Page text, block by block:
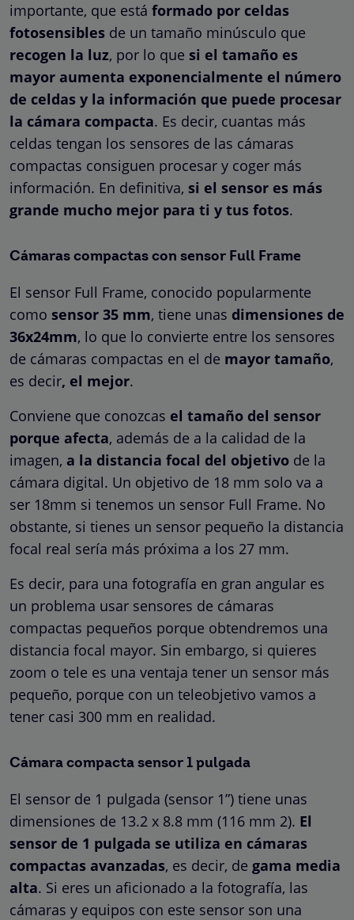
importante, que está formado por celdas
fotosensibles de un tamaño minúsculo que
recogen la luz, por lo que si el tamaño es
mayor aumenta exponencialmente el número
de celdas y la información que puede procesar
la cámara compacta. Es decir, cuantas más
celdas tengan los sensores de las cámaras
compactas consiguen procesar y coger más
información. En definitiva, si el sensor es más
grande mucho mejor para ti y tus fotos.
Cámaras compactas con sensor Full Frame
El sensor Full Frame, conocido popularmente
como sensor 35 mm, tiene unas dimensiones de
36x24mm, lo que lo convierte entre los sensores
de cámaras compactas en el de mayor tamaño,
es decir, el mejor.
Conviene que conozcas el tamaño del sensor
porque afecta, además de a la calidad de la
imagen, a la distancia focal del objetivo de la
cámara digital. Un objetivo de 18 mm solo va a
ser 18mm si tenemos un sensor Full Frame. No
obstante, si tienes un sensor pequeño la distancia
focal real sería más próxima a los 27 mm.
Es decir, para una fotografía en gran angular es
un problema usar sensores de cámaras
compactas pequeños porque obtendremos una
distancia focal mayor. Sin embargo, si quieres
zoom o tele es una ventaja tener un sensor más
pequeño, porque con un teleobjetivo vamos a
tener casi 300 mm en realidad.
Cámara compacta sensor 1 pulgada
El sensor de 1 pulgada (sensor 1”) tiene unas
dimensiones de 13.2 x 8.8 mm (116 mm 2). El
sensor de 1 pulgada se utiliza en cámaras
compactas avanzadas, es decir, de gama media
alta. Si eres un aficionado a la fotografía, las
cámaras y equipos con este sensor son una